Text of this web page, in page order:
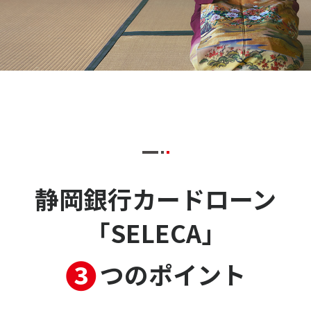
静岡銀行カードローン
「SELECA」
❸つのポイント